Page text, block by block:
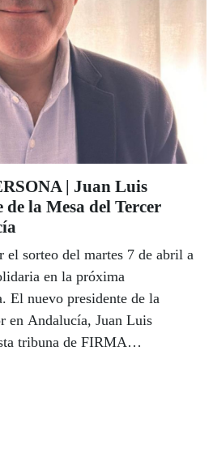
| Juan Luis
de la Mesa del Tercer
el sorteo del martes 7 de abril a
en la próxima
El nuevo presidente de la
en Andalucía, Juan Luis
tribuna de FIRMA